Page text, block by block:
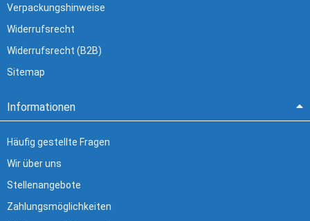
Verpackungshinweise
Widerrufsrecht
Widerrufsrecht (B2B)
Sitemap
Informationen
Häufig gestellte Fragen
Wir über uns
Stellenangebote
Zahlungsmöglichkeiten